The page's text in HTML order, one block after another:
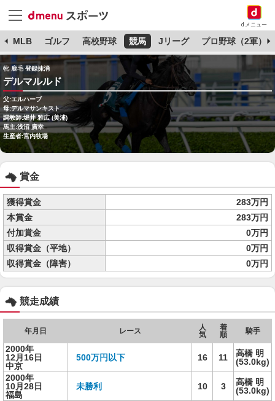
dメニュー
MLB ゴルフ 高校野球 競馬 Jリーグ プロ野球（2軍）
牝 鹿毛 登録抹消
デルマルルド
父:エルハーブ
母:デルマサンキスト
調教師:堀井 雅広 (美浦)
馬主:浅沼 廣幸
生産者:宮内牧場
賞金
獲得賞金
283万円
本賞金
283万円
付加賞金
0万円
収得賞金（平地）
0万円
収得賞金（障害）
0万円
競走成績
年月日 レース
人
気
着
順
騎手
2000年
12月16日
中京
500万円以下 16 11
高橋 明
(53.0kg)
2000年
10月28日
福島
未勝利 10 3
高橋 明
(53.0kg)